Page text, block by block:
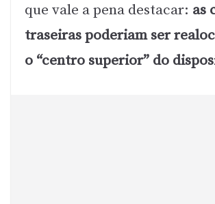
que vale a pena destacar: as
traseiras poderiam ser
o “centro superior” do